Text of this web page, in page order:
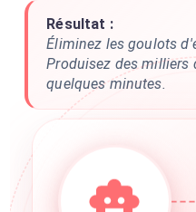
Résultat :
Éliminez les goulots
Produisez des milliers
quelques minutes.